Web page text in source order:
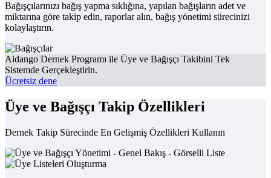
Bağışçılarınızı bağış yapma sıklığına, yapılan bağışların adet ve
miktarına göre takip edin, raporlar alın, bağış yönetimi sürecinizi
kolaylaştırın.
Aidango Dernek Programı ile Üye ve Bağışçı Takibini Tek
Sistemde Gerçekleştirin.
Ücretsiz dene
Üye ve Bağışçı Takip Özellikleri
Dernek Takip Sürecinde En Gelişmiş Özellikleri Kullanın